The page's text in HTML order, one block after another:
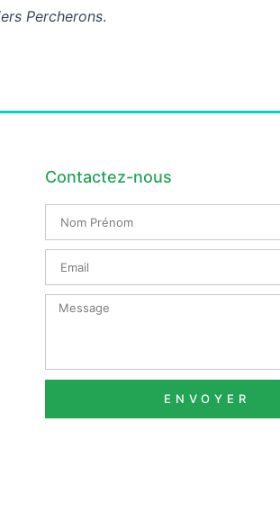
Percherons.
Contactez-nous
Prénom
Message
ENVOYER